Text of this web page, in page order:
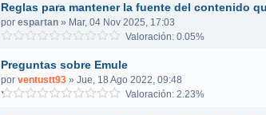
Reglas para mantener la fuente del contenido
por espartan» Mar, 04 Nov 2025, 17:03
Valoración: 0.05%
Preguntas sobre Emule
por ventustt93» Jue, 18 Ago 2022, 09:48
Valoración: 2.23%